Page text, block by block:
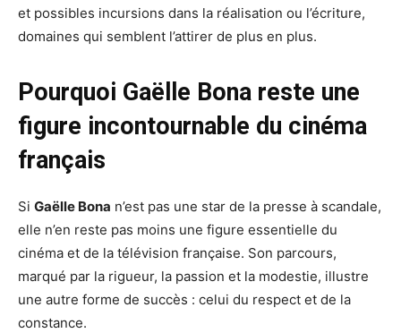
et possibles incursions dans la réalisation ou l’écriture,
domaines qui semblent l’attirer de plus en plus.
Pourquoi Gaëlle Bona reste une
figure incontournable du cinéma
français
Si Gaëlle Bona n’est pas une star de la presse à scandale,
elle n’en reste pas moins une figure essentielle du
cinéma et de la télévision française. Son parcours,
marqué par la rigueur, la passion et la modestie, illustre
une autre forme de succès : celui du respect et de la
constance.